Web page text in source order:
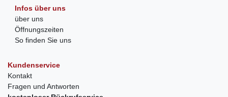
Infos über uns
über uns
Öffnungszeiten
So finden Sie uns
Kundenservice
Kontakt
Fragen und Antworten